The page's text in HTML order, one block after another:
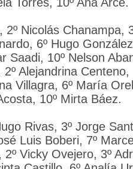
2º Nicolás Chanampa,
6º Hugo
Saadi, 10º Nelson
Alejandrina
Villagra, 6º María
10º Mirta Báez.
Rivas, 3º Jorge
Luis Boberi, 7º
Vicky Ovejero, 3º